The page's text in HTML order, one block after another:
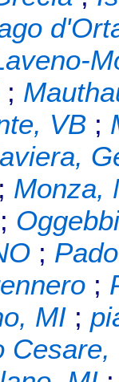
;
VB ;
Monza,
;
;
;
MI ;